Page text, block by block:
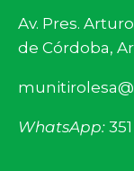
Av. Pres.
de Córdoba,
WhatsApp: